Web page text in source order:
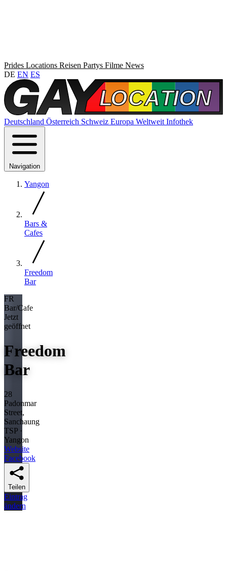
Prides Locations Reisen Partys Filme News
DE EN ES
Deutschland Österreich Schweiz Europa Weltweit Infothek
Navigation
Yangon
Bars &
Cafes
Freedom
Bar
FR
Bar/Cafe
Jetzt
geöffnet
Freedom
Bar
28
Padonmar
Street,
Sanchaung
TSP ·
Yangon
Website
Facebook
Teilen
Eintrag
ändern